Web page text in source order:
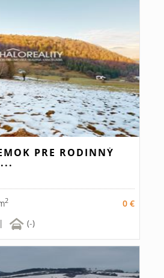
PRE RODINNÝ
2
0 €
(-)